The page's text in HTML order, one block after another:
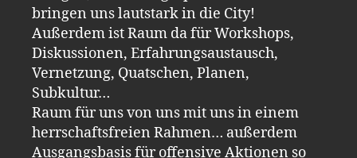
bringen uns lautstark in die City!
Außerdem ist Raum da für Workshops,
Diskussionen, Erfahrungsaustausch,
Vernetzung, Quatschen, Planen,
Subkultur…
Raum für uns von uns mit uns in einem
herrschaftsfreien Rahmen… außerdem
Ausgangsbasis für offensive Aktionen so